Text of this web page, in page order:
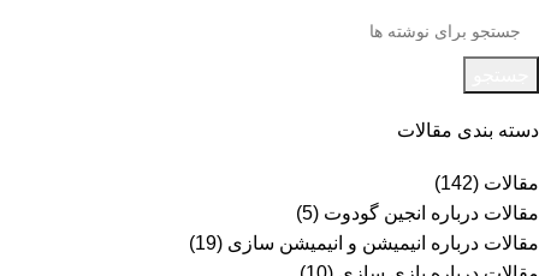
دسته بندی مقالات
مقالات (142)
مقالات درباره انجین گودوت (5)
مقالات درباره انیمیشن و انیمیشن سازی (19)